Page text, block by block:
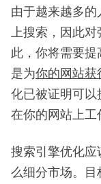
由于越来越多
上搜索，因此
此，你将需要
是为你的网站获
化已被证明可
在你的网站上工
搜索引擎优化
么细分市场。